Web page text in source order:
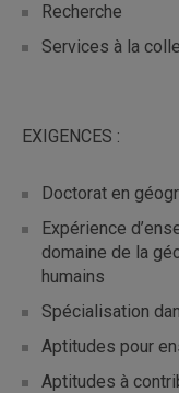
Recherche
Services à la
EXIGENCES :
Doctorat en
Expérience
domaine de la
humains
Spécialisation
Aptitudes pour
Aptitudes à